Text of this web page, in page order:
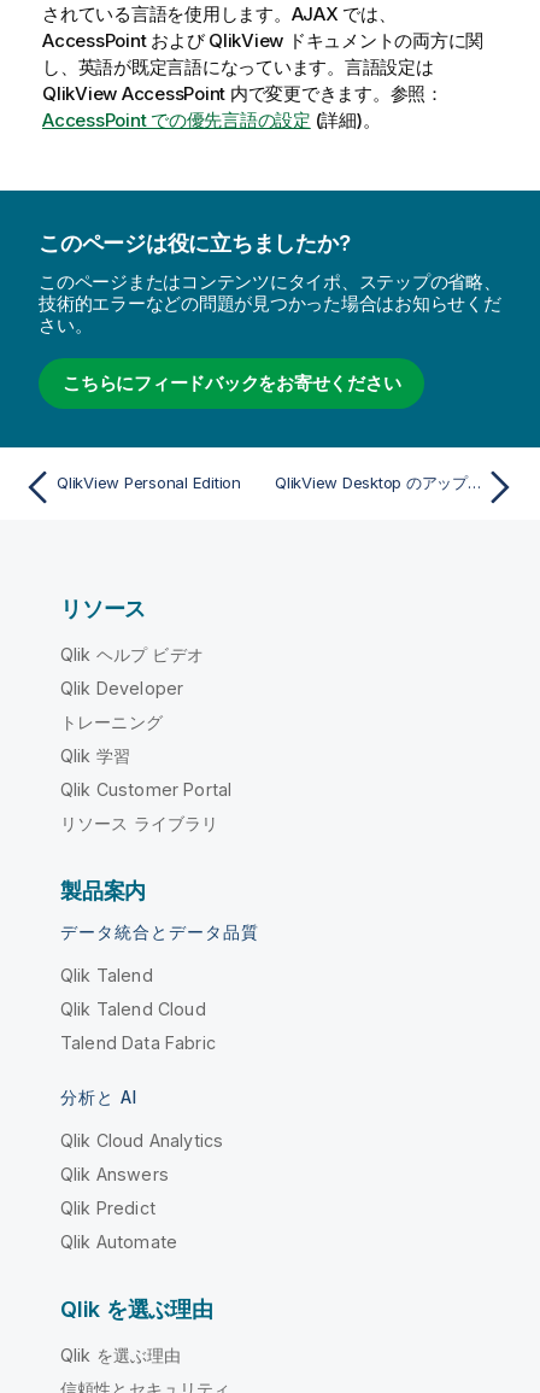
されている言語を使用します。AJAX では、
AccessPoint およびQlikView ドキュメントの両方に関
し、英語が既定言語になっています。言語設定は
QlikView AccessPoint 内で変更できます。参照：
AccessPoint での優先言語の設定 (詳細)。
このページは役に立ちましたか?
このページまたはコンテンツにタイポ、ステップの省略、
技術的エラーなどの問題が見つかった場合はお知らせくだ
さい。
こちらにフィードバックをお寄せください
QlikView Personal Edition QlikView Desktop のアップグレードと更新
リソース
Qlik ヘルプ ビデオ
Qlik Developer
トレーニング
Qlik 学習
Qlik Customer Portal
リソース ライブラリ
製品案内
データ統合とデータ品質
Qlik Talend
Qlik Talend Cloud
Talend Data Fabric
分析と AI
Qlik Cloud Analytics
Qlik Answers
Qlik Predict
Qlik Automate
Qlik を選ぶ理由
Qlik を選ぶ理由
信頼性とセキュリティ